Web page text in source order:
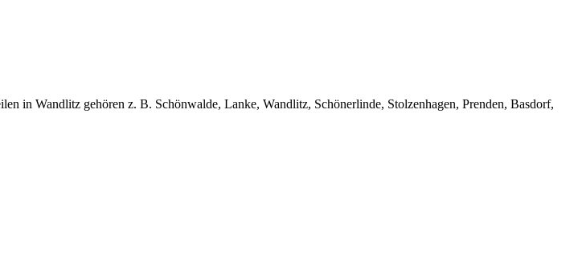
in Wandlitz gehören z. B. Schönwalde, Lanke, Wandlitz, Schönerlinde, Stolzenhagen, Prenden, Basdorf,